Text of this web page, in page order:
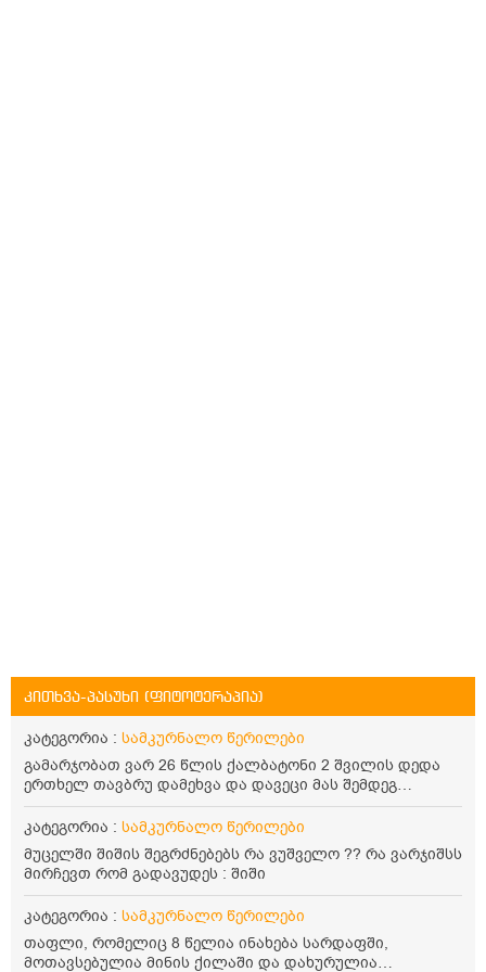
კითხვა-პასუხი (ფიტოტერაპია)
კატეგორია : სამკურნალო წერილები
გამარჯობათ ვარ 26 წლის ქალბატონი 2 შვილის დედა
ერთხელ თავბრუ დამეხვა და დავეცი მას შემდეგ
დამეწყო შიშები ვეღარ გავდიოდი გარეთ რადგან ისევ
ასე ცუდად არ გავხდარიყავი ყურის ანთება მქონდა
მეტინდა კიდე მეხვევა თავბრუ გარეთ გასვილისას
სახლში კარგად ვარ როცა ახსენებენ გარეთ წაავალა
სმაგაზეხ კი ცუდად ვხდებოდი ეხლა როგორმე გავდივარ
ბაღში ჯოხში ზოგჯერ მაქვს შეგრძნება მიწა მეცლება
ფეხებიდან და ჯოხზე უნდა დავეყრდნო აუცილებლად
არვიხი როგორ მოვიქცე რა გავაკეთო ასევე დამეწყო
კატეგორია : სამკურნალო წერილები
მუცელში შიშის შეგრძნებებს რა ვუშველო ?? რა ვარჯიშსს
მირჩევთ რომ გადავუდეს : შიში
კატეგორია : სამკურნალო წერილები
თაფლი, რომელიც 8 წელია ინახება სარდაფში,
მოთავსებულია მინის ქილაში და დახურულია